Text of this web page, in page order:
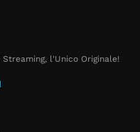
l'Unico Originale!